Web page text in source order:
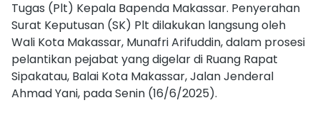
Tugas (Plt) Kepala Bapenda Makassar. Penyerahan
Surat Keputusan (SK) Plt dilakukan langsung oleh
Wali Kota Makassar, Munafri Arifuddin, dalam prosesi
pelantikan pejabat yang digelar di Ruang Rapat
Sipakatau, Balai Kota Makassar, Jalan Jenderal
Ahmad Yani, pada Senin (16/6/2025).